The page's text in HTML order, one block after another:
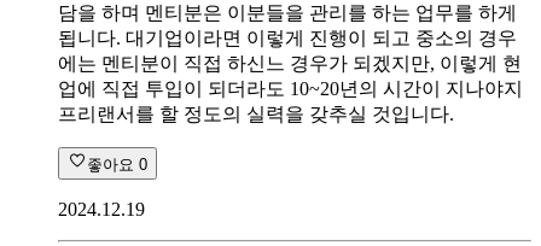
담을 하며 멘티분은 이분들을 관리를 하는 업무를 하게
됩니다. 대기업이라면 이렇게 진행이 되고 중소의 경우
에는 멘티분이 직접 하신느 경우가 되겠지만, 이렇게 현
업에 직접 투입이 되더라도 10~20년의 시간이 지나야지
프리랜서를 할 정도의 실력을 갖추실 것입니다.
좋아요 0
2024.12.19